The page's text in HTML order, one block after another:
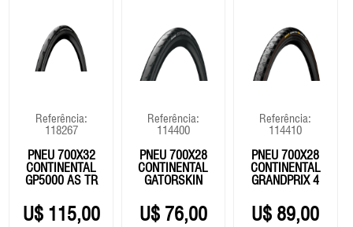
Referência:
118267
PNEU 700X32
CONTINENTAL
GP5000 AS TR
TUBELESS
115,00
Referência:
114400
PNEU 700X28
CONTINENTAL
GATORSKIN
EDITION
76,00
Referência:
114410
PNEU 700X28
CONTINENTAL
GRANDPRIX 4
89,00